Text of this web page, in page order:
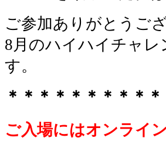
ご参加ありがとうご
8月のハイハイチャレ
す。
＊＊＊＊＊＊＊＊＊
ご入場にはオンライ